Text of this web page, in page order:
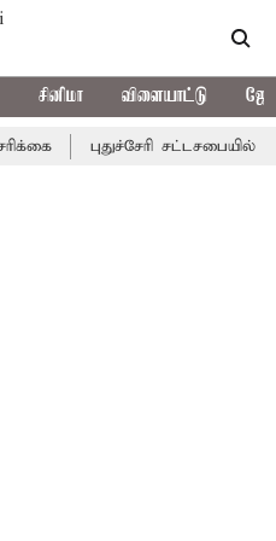
சினிமா விளையாட்டு
புதுச்சேரி சட்டசபையில் வரும்